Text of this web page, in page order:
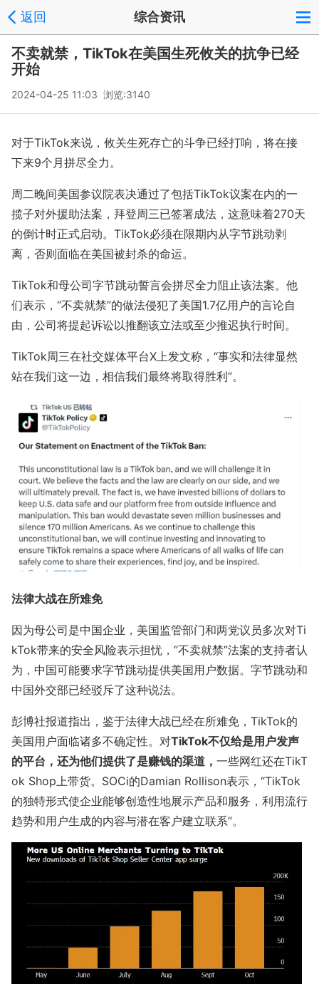
返回 综合资讯
不卖就禁，TikTok在美国生死攸关的抗争已经
开始
2024-04-25 11:03 浏览:3140
对于TikTok来说，攸关生死存亡的斗争已经打响，将在接
下来9个月拼尽全力。
周二晚间美国参议院表决通过了包括TikTok议案在内的一
揽子对外援助法案，拜登周三已签署成法，这意味着270天
的倒计时正式启动。TikTok必须在限期内从字节跳动剥
离，否则面临在美国被封杀的命运。
TikTok和母公司字节跳动誓言会拼尽全力阻止该法案。他
们表示，“不卖就禁”的做法侵犯了美国1.7亿用户的言论自
由，公司将提起诉讼以推翻该立法或至少推迟执行时间。
TikTok周三在社交媒体平台X上发文称，“事实和法律显然
站在我们这一边，相信我们最终将取得胜利”。
法律大战在所难免
因为母公司是中国企业，美国监管部门和两党议员多次对Ti
kTok带来的安全风险表示担忧，“不卖就禁”法案的支持者认
为，中国可能要求字节跳动提供美国用户数据。字节跳动和
中国外交部已经驳斥了这种说法。
彭博社报道指出，鉴于法律大战已经在所难免，TikTok的
美国用户面临诸多不确定性。对TikTok不仅给是用户发声
的平台，还为他们提供了是赚钱的渠道， 一些网红还在TikT
ok Shop上带货。SOCi的Damian Rollison表示，“TikTok
的独特形式使企业能够创造性地展示产品和服务，利用流行
趋势和用户生成的内容与潜在客户建立联系”。